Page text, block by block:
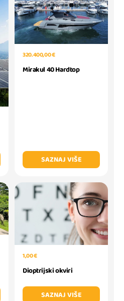
320.400,00 €
Mirakul 40 Hardtop
SAZNAJ VIŠE
1,00 €
Dioptrijski okviri
SAZNAJ VIŠE